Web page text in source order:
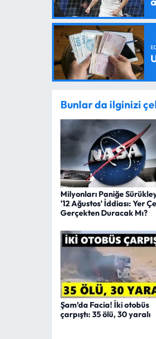
Bunlar da ilginizi
Milyonları Paniğe
'12 Ağustos' İddiası: Yer
Gerçekten Duracak Mı?
Şam’da Facia! İki otobüs
çarpıştı: 35 ölü, 30 yaralı